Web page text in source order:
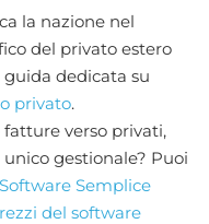
la nazione nel
del privato estero
dedicata su
privato.
verso privati,
gestionale? Puoi
Semplice
del software